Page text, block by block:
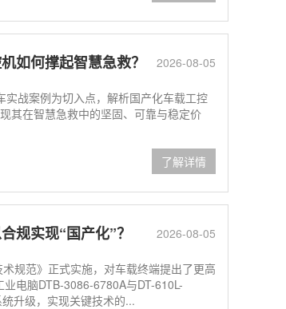
2026-08-05
如何撑起智慧急救？
实战案例为切入点，解析国产化车载工控
其在智慧急救中的坚固、可靠与稳定价
了解详情
2026-08-05
规实现“国产化”？
范》正式实施，对车载终端提出了更高
电脑DTB-3086-6780A与DT-610L-
升级，实现关键技术的...